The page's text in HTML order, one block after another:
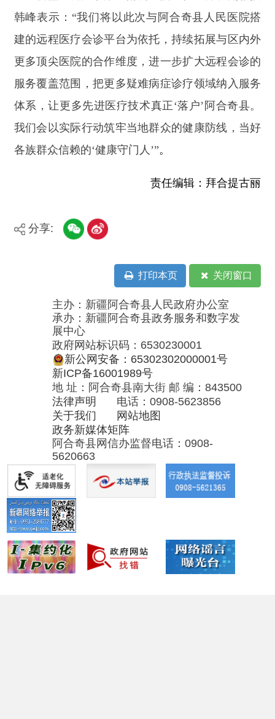
责任编辑：拜合提古丽
分享:
打印本页 关闭窗口
主办：新疆阿合奇县人民政府办公室
承办：新疆阿合奇县政务服务和数字发
展中心
新公网安备：65302302000001号
法律声明
关于我们
网站地图
政务新媒体矩阵